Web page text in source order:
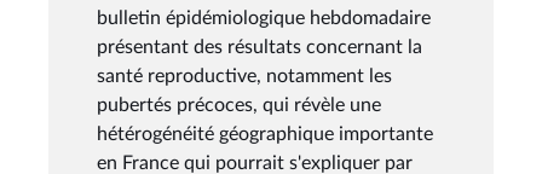
bulletin épidémiologique hebdomadaire
présentant des résultats concernant la
santé reproductive, notamment les
pubertés précoces, qui révèle une
hétérogénéité géographique importante
en France qui pourrait s'expliquer par